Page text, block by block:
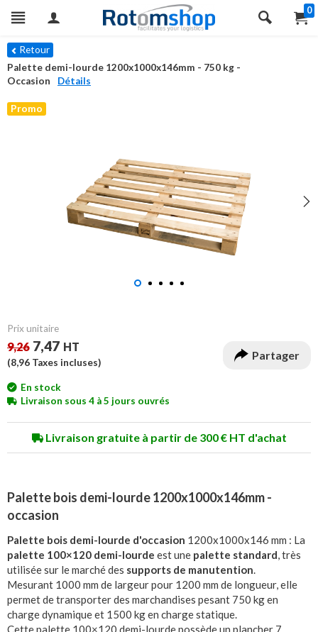
0
Retour
Palette demi-lourde 1200x1000x146mm - 750 kg -
Occasion
Détails
Promo
Prix unitaire
9,26 7,47 HT
(8,96 Taxes incluses)
Partager
En stock
Livraison sous 4 à 5 jours ouvrés
Livraison gratuite à partir de 300 € HT d'achat
Palette bois demi-lourde 1200x1000x146mm -
occasion
Palette bois demi-lourde d'occasion 1200x1000x146 mm : La
palette 100×120 demi-lourde est une palette standard, très
utilisée sur le marché des supports de manutention.
Mesurant 1000 mm de largeur pour 1200 mm de longueur, elle
permet de transporter des marchandises pesant 750 kg en
charge dynamique et 1500 kg en charge statique.
Cette palette 100×120 demi-lourde possède un plancher 7